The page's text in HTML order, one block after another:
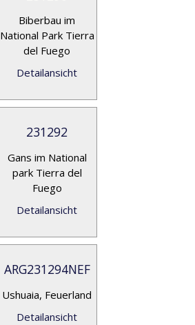
Biberbau im
National Park Tierra
del Fuego
Detailansicht
231292
Gans im National
park Tierra del
Fuego
Detailansicht
ARG231294NEF
Ushuaia, Feuerland
Detailansicht